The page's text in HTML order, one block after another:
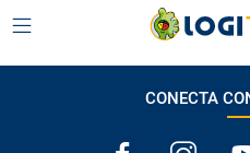
CONECTA